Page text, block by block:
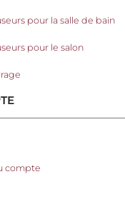
pour la salle de bain
pour le salon
compte